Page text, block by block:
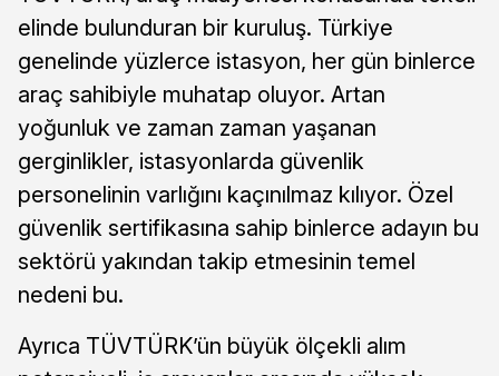
elinde bulunduran bir kuruluş. Türkiye
genelinde yüzlerce istasyon, her gün binlerce
araç sahibiyle muhatap oluyor. Artan
yoğunluk ve zaman zaman yaşanan
gerginlikler, istasyonlarda güvenlik
personelinin varlığını kaçınılmaz kılıyor. Özel
güvenlik sertifikasına sahip binlerce adayın bu
sektörü yakından takip etmesinin temel
nedeni bu.
Ayrıca TÜVTÜRK’ün büyük ölçekli alım